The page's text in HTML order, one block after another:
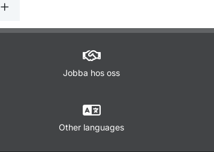
Undermeny för Trafikregler
Jobba hos oss
Other languages